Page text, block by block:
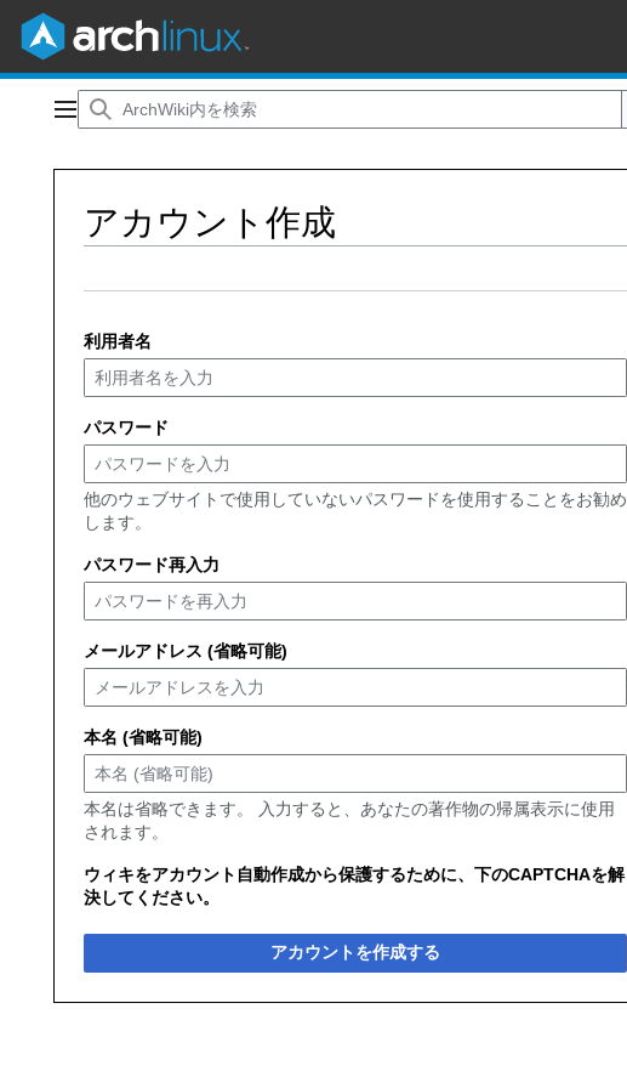
メインメニュー
アカウント作成
利用者名
パスワード
他のウェブサイトで使用していないパスワードを使用することをお勧め
します。
パスワード再入力
メールアドレス (省略可能)
本名 (省略可能)
本名は省略できます。 入力すると、あなたの著作物の帰属表示に使用
されます。
ウィキをアカウント自動作成から保護するために、下のCAPTCHAを解
決してください。
アカウントを作成する